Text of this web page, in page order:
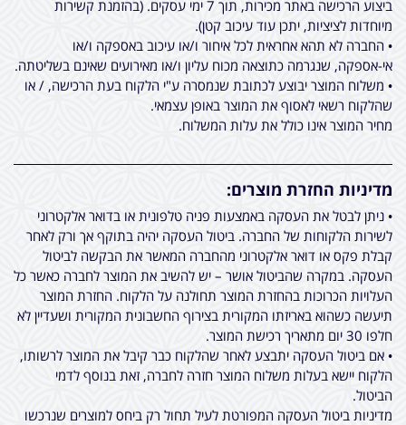
ביצוע הרכישה באתר מכירות, תוך 7 ימי עסקים. (בהזמנת קשירות
מיוחדות לציציות, יתכן עוד עיכוב קטן).
• החברה לא תהא אחראית לכל איחור ו/או עיכוב באספקה ו/או
אי-אספקה, שנגרמה כתוצאה מכוח עליון ו/או מאירועים שאינם בשליטתה.
• משלוח המוצר יבוצע לכתובת שנמסרה ע"י הלקוח בעת הרכישה, / או
שהלקוח רשאי לאסוף את המוצר באופן עצמאי.
מחיר המוצר אינו כולל את עלות המשלוח.
מדיניות החזרת מוצרים:
• ניתן לבטל את העסקה באמצעות פניה טלפונית או בדואר אלקטרוני
לשירות הלקוחות של החברה. ביטול העסקה יהיה בתוקף אך ורק לאחר
קבלת פקס או דואר אלקטרוני מהחברה המאשר את הבקשה לביטול
העסקה. במקרה שהביטול אושר – יש להשיב את המוצר לחברה כאשר כל
העלויות הכרוכות בהחזרת המוצר תחולנה על הלקוח. החזרת המוצר
תיעשה כשהוא באריזתו המקורית בצירוף החשבונית המקורית ושעדיין לא
חלפו 30 יום מתאריך רכישת המוצר.
• אם ביטול העסקה יתבצע לאחר שהלקוח כבר קיבל את המוצר לרשותו,
הלקוח יישא בעלות משלוח המוצר חזרה לחברה, זאת בנוסף לדמי
הביטול.
מדיניות ביטול העסקה המפורטת לעיל תחול רק ביחס למוצרים שנרכשו